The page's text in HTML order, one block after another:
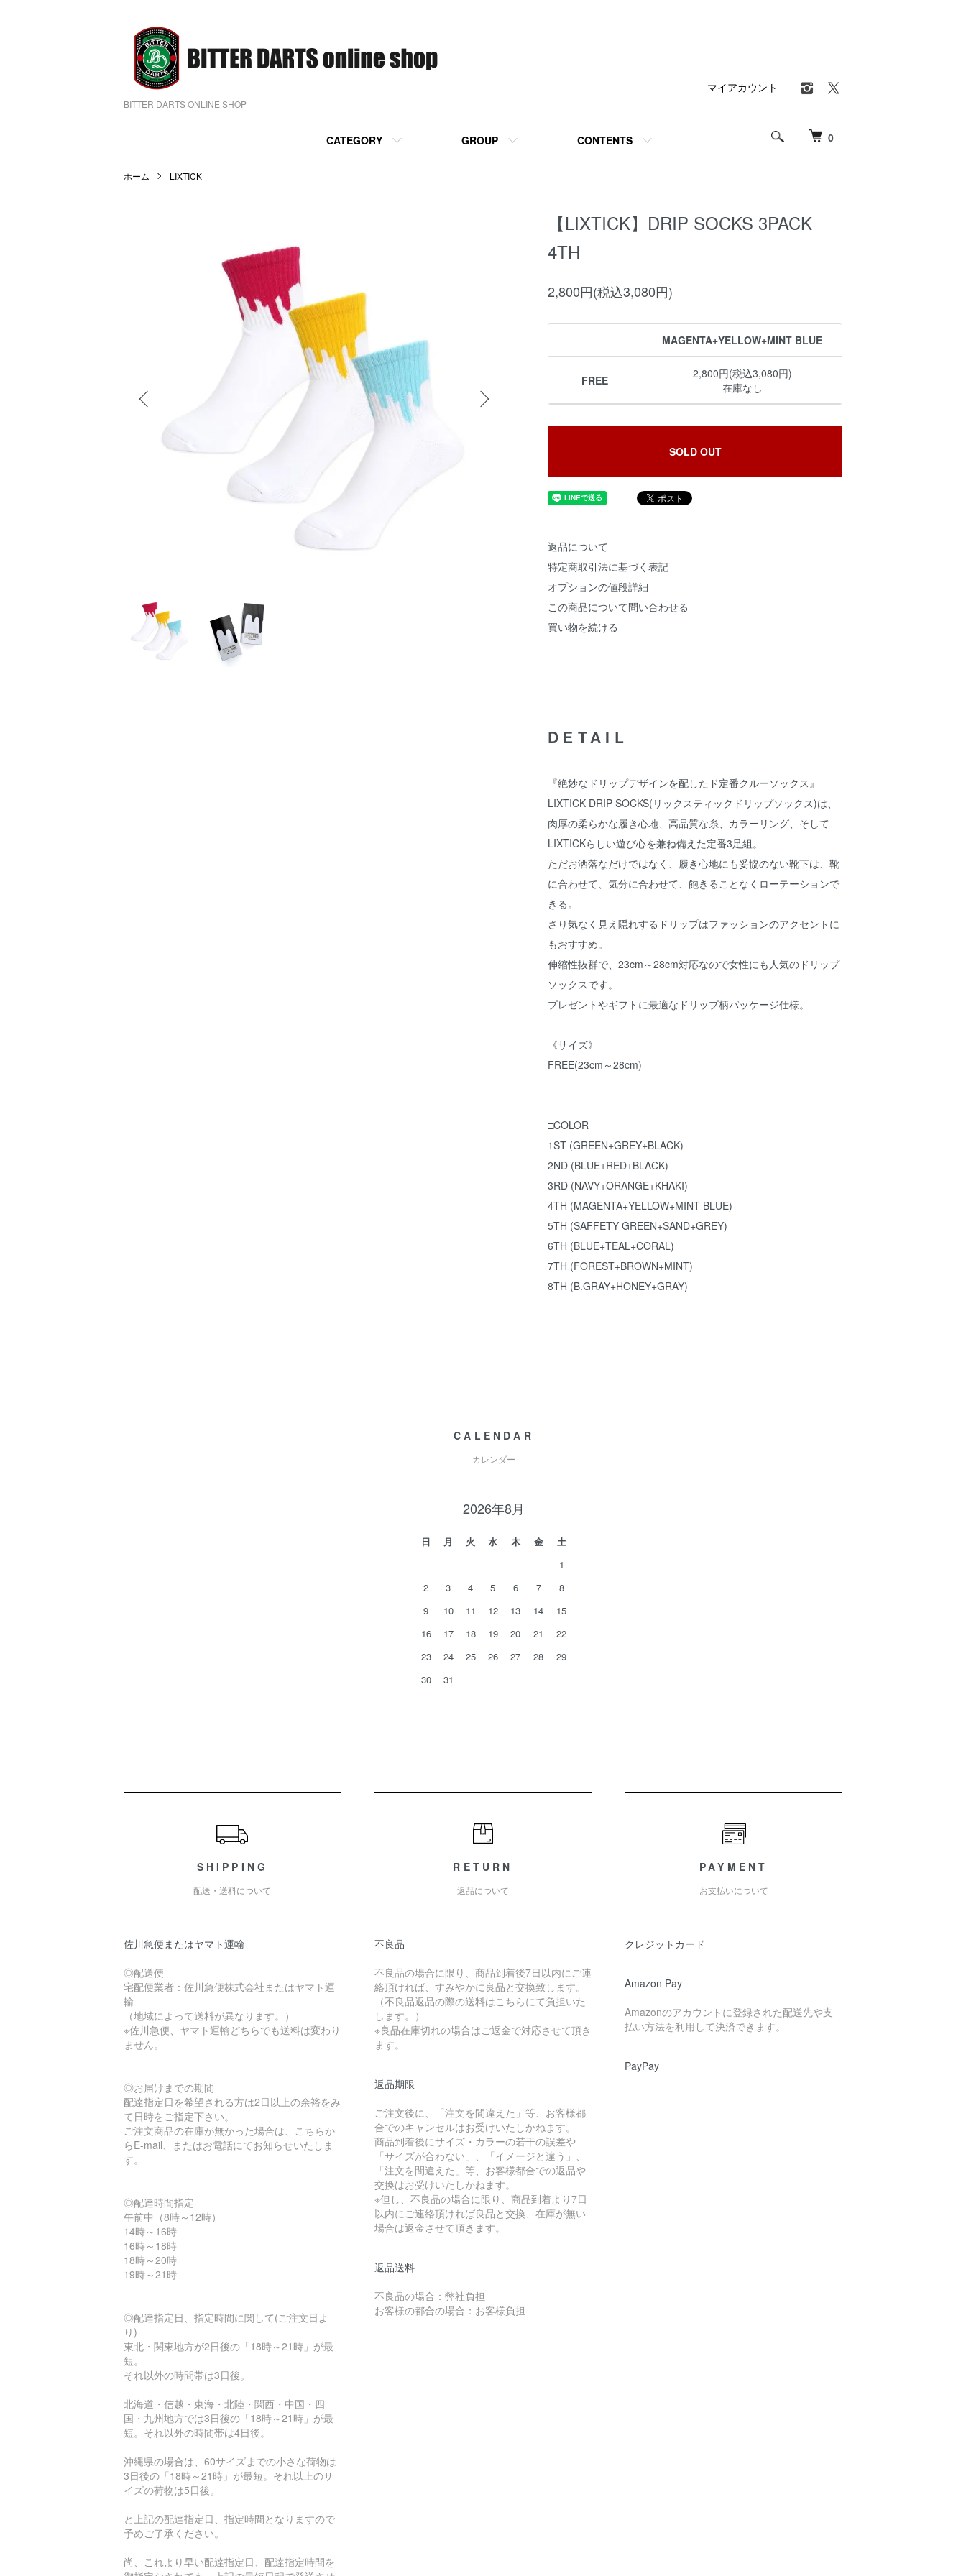
BITTER DARTS ONLINE SHOP
0
CATEGORY GROUP CONTENTS
マイアカウント
ホーム LIXTICK
【LIXTICK】DRIP SOCKS 3PACK
4TH
2,800円(税込3,080円)
MAGENTA+YELLOW+MINT BLUE
FREE
2,800円(税込3,080円)
在庫なし
SOLD OUT
返品について
特定商取引法に基づく表記
オプションの値段詳細
この商品について問い合わせる
買い物を続ける
DETAIL
『絶妙なドリップデザインを配したド定番クルーソックス』
LIXTICK DRIP SOCKS(リックスティックドリップソックス)は、
肉厚の柔らかな履き心地、高品質な糸、カラーリング、そして
LIXTICKらしい遊び心を兼ね備えた定番3足組。
ただお洒落なだけではなく、履き心地にも妥協のない靴下は、靴
に合わせて、気分に合わせて、飽きることなくローテーションで
きる。
さり気なく見え隠れするドリップはファッションのアクセントに
もおすすめ。
伸縮性抜群で、23cm～28cm対応なので女性にも人気のドリップ
ソックスです。
プレゼントやギフトに最適なドリップ柄パッケージ仕様。
《サイズ》
FREE(23cm～28cm)
□COLOR
1ST (GREEN+GREY+BLACK)
2ND (BLUE+RED+BLACK)
3RD (NAVY+ORANGE+KHAKI)
4TH (MAGENTA+YELLOW+MINT BLUE)
5TH (SAFFETY GREEN+SAND+GREY)
6TH (BLUE+TEAL+CORAL)
7TH (FOREST+BROWN+MINT)
8TH (B.GRAY+HONEY+GRAY)
CALENDAR
カレンダー
2026年8月
日 月 火 水 木 金
土
1
2
3 4 5 6 7
8
9
10 11 12 13 14
15
16
17 18 19 20 21
22
23
24 25 26 27 28
29
30
31
SHIPPING
配送・送料について
佐川急便またはヤマト運輸
◎配送便
宅配便業者：佐川急便株式会社またはヤマト運
輸
（地域によって送料が異なります。）
※佐川急便、ヤマト運輸どちらでも送料は変わり
ません。
◎お届けまでの期間
配達指定日を希望される方は2日以上の余裕をみ
て日時をご指定下さい。
ご注文商品の在庫が無かった場合は、こちらか
らE-mail、またはお電話にてお知らせいたしま
す。
◎配達時間指定
午前中（8時～12時）
14時～16時
16時～18時
18時～20時
19時～21時
◎配達指定日、指定時間に関して(ご注文日よ
り)
東北・関東地方が2日後の「18時～21時」が最
短。
それ以外の時間帯は3日後。
北海道・信越・東海・北陸・関西・中国・四
国・九州地方では3日後の「18時～21時」が最
短。それ以外の時間帯は4日後。
沖縄県の場合は、60サイズまでの小さな荷物は
3日後の「18時～21時」が最短。それ以上のサ
イズの荷物は5日後。
と上記の配達指定日、指定時間となりますので
予めご了承ください。
尚、これより早い配達指定日、配達指定時間を
RETURN
返品について
不良品
不良品の場合に限り、商品到着後7日以内にご連
絡頂ければ、すみやかに良品と交換致します。
（不良品返品の際の送料はこちらにて負担いた
します。）
※良品在庫切れの場合はご返金で対応させて頂き
ます。
返品期限
ご注文後に、「注文を間違えた」等、お客様都
合でのキャンセルはお受けいたしかねます。
商品到着後にサイズ・カラーの若干の誤差や
「サイズが合わない」、「イメージと違う」、
「注文を間違えた」等、お客様都合での返品や
交換はお受けいたしかねます。
※但し、不良品の場合に限り、商品到着より7日
以内にご連絡頂ければ良品と交換、在庫が無い
場合は返金させて頂きます。
返品送料
不良品の場合：弊社負担
お客様の都合の場合：お客様負担
PAYMENT
お支払いについて
クレジットカード
Amazon Pay
Amazonのアカウントに登録された配送先や支
払い方法を利用して決済できます。
PayPay